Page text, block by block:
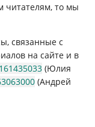
читателям, то мы
связанные с
на сайте и в
(Юлия
(Андрей